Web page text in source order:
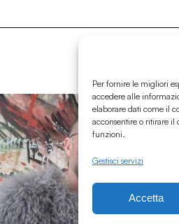
Per fornire le migliori
accedere alle
elaborare dati come il
acconsentire o ritirare il
funzioni.
Gestisci servizi
Accetta